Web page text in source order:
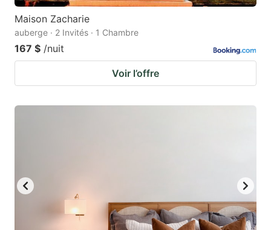
Maison Zacharie
auberge · 2 Invités · 1 Chambre
167 $ /nuit
Voir l’offre